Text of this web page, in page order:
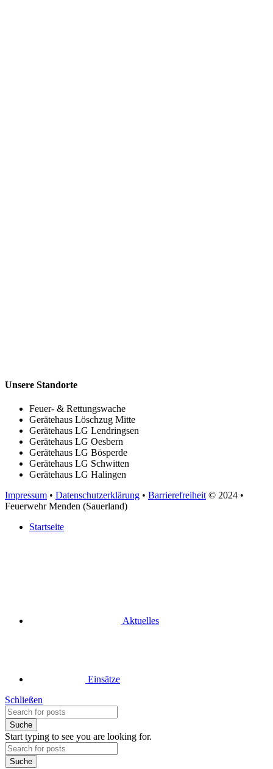
Unsere Standorte
Feuer- & Rettungswache
Gerätehaus Löschzug Mitte
Gerätehaus LG Lendringsen
Gerätehaus LG Oesbern
Gerätehaus LG Bösperde
Gerätehaus LG Schwitten
Gerätehaus LG Halingen
Impressum • Datenschutzerklärung • Barrierefreiheit © 2024 •
Feuerwehr Menden (Sauerland)
Startseite
Aktuelles
Einsätze
Schließen
Suche
Start typing to see you are looking for.
Suche